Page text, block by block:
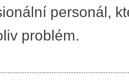
personál,
problém.